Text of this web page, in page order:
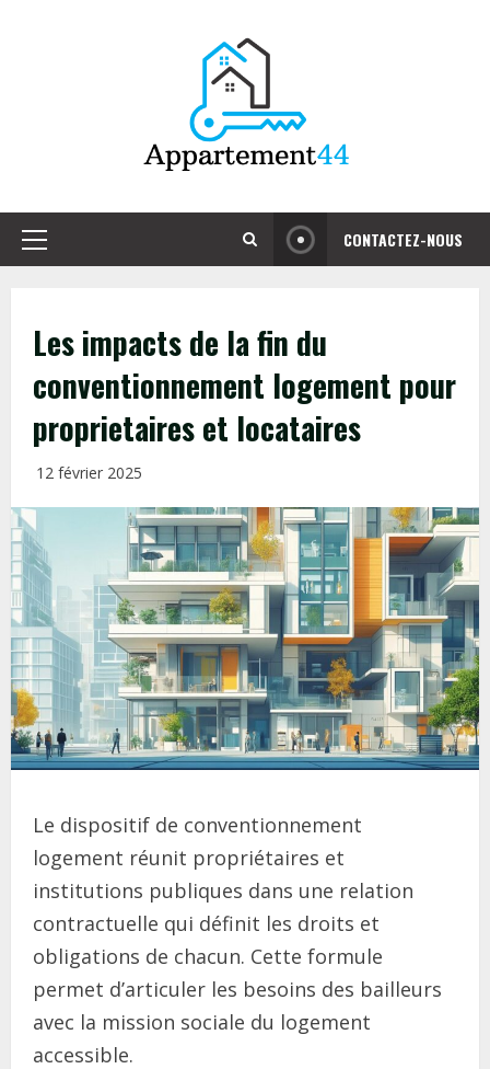
Primary
CONTACTEZ-NOUS
Les impacts de la fin du
conventionnement logement pour
proprietaires et locataires
12 février 2025
Le dispositif de conventionnement
logement réunit propriétaires et
institutions publiques dans une relation
contractuelle qui définit les droits et
obligations de chacun. Cette formule
permet d’articuler les besoins des bailleurs
avec la mission sociale du logement
accessible.